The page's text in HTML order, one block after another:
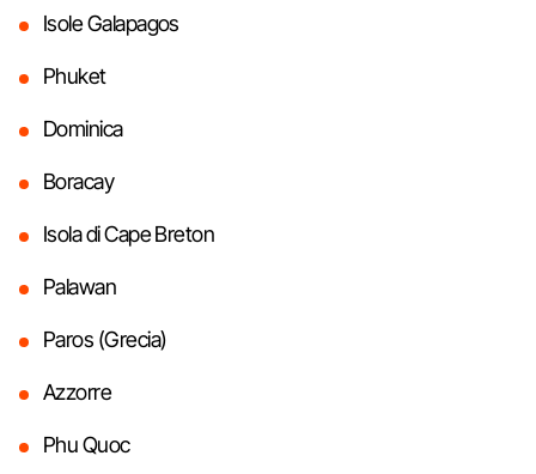
Isole Galapagos
Phuket
Dominica
Boracay
Isola di Cape Breton
Palawan
Paros (Grecia)
Azzorre
Phu Quoc